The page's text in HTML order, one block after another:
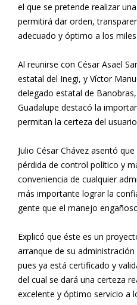
el que se pretende realizar
permitirá dar orden,
adecuado y óptimo a los
Al reunirse con César Asael
estatal del Inegi, y Víctor
delegado estatal de
Guadalupe destacó la
permitan la certeza del
Julio César Chávez asentó
pérdida de control político y
conveniencia de cualquier
más importante lograr la
gente que el manejo
Explicó que éste es un
arranque de su
pues ya está certificado y
del cual se dará una certeza
excelente y óptimo servicio a